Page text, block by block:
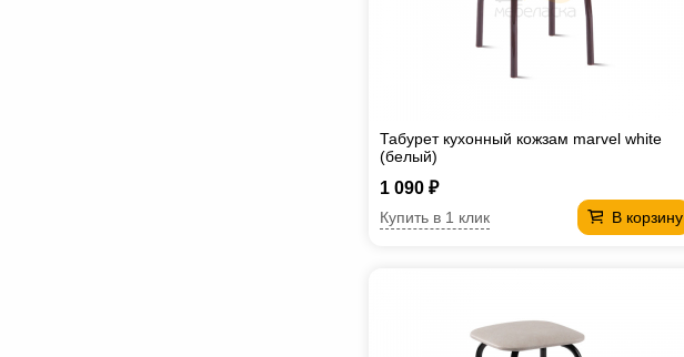
Табурет кухонный кожзам marvel white
(белый)
1 090 ₽
В корзину
Купить в 1 клик